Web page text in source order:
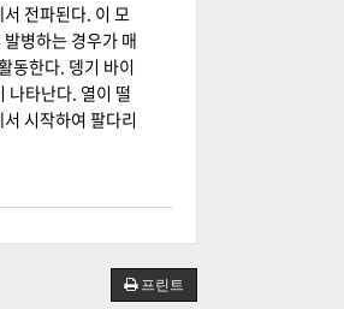
전파된다. 이 모
병하는 경우가 매
동한다. 뎅기 바이
나타난다. 열이 떨
시작하여 팔다리
프린트